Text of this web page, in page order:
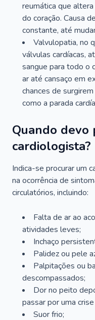
reumática que
do coração. Causa
constante, até
Valvulopatia, no
válvulas cardíacas,
sangue para todo o
ar até cansaço em
chances de
como a parada
Quando devo
cardiologista?
Indica-se procurar um
na ocorrência de
circulatórios, incluindo:
Falta de ar ao
atividades leves;
Inchaço
Palidez ou pele
Palpitações ou
descompassados;
Dor no peito
passar por uma
Suor frio;